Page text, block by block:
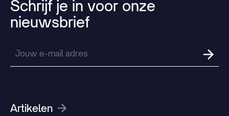
Schrijf je in voor onze
nieuwsbrief
Artikelen